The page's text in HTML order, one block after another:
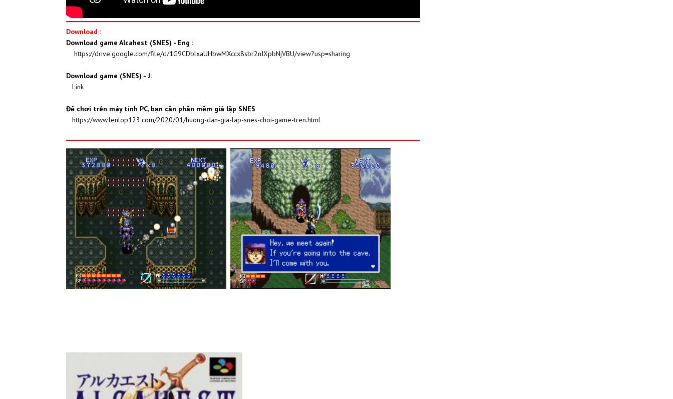
Download :
Download game Alcahest (SNES) - Eng :
https://drive.google.com/file/d/1G9CDblxaUHbwMXccx8sbr2nIXpbNjVBU/view?usp=sharing
Download game (SNES) - J:
Link
Để chơi trên máy tính PC, bạn cần phần mềm giả lập SNES
https://www.lenlop123.com/2020/01/huong-dan-gia-lap-snes-choi-game-tren.html